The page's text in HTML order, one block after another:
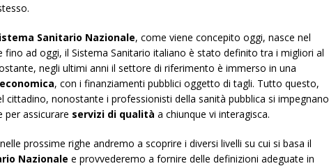
Sanitario Nazionale, come viene concepito oggi, nasce nel
fino ad oggi, il Sistema Sanitario italiano è stato definito tra i migliori al
negli ultimi anni il settore di riferimento è immerso in una
, con i finanziamenti pubblici oggetto di tagli. Tutto questo,
cittadino, nonostante i professionisti della sanità pubblica si impegnano
per assicurare servizi di qualità a chiunque vi interagisca.
prossime righe andremo a scoprire i diversi livelli su cui si basa il
Nazionale e provvederemo a fornire delle definizioni adeguate in